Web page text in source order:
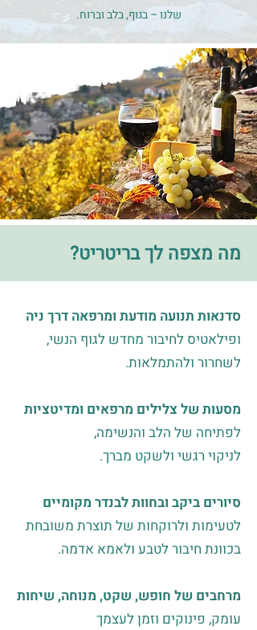
שלנו – בגוף, בלב וברוח.
מה מצפה לך בריטריט?
סדנאות תנועה מודעת ומרפאה דרך ניה
ופילאטיס לחיבור מחדש לגוף הנשי,
לשחרור ולהתמלאות.
מסעות של צלילים מרפאים ומדיטציות
לפתיחה של הלב והנשימה,
לניקוי רגשי ולשקט מברך.
סיורים ביקב ובחוות לבנדר מקומיים
לטעימות ולרוקחות של תוצרת משובחת
בכוונת חיבור לטבע ולאמא אדמה.
מרחבים של חופש, שקט, מנוחה, שיחות
עומק, פינוקים וזמן לעצמך